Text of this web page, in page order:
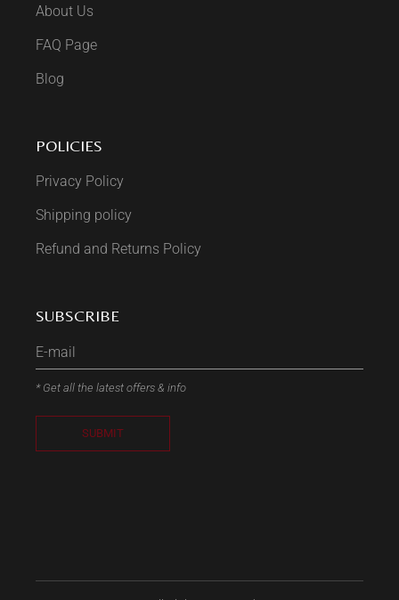
About Us
FAQ Page
Blog
POLICIES
Privacy Policy
Shipping policy
Refund and Returns Policy
SUBSCRIBE
* Get all the latest offers & info
SUBMIT